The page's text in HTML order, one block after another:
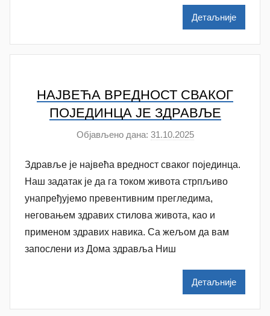
e
n
o
v
i
ć
Детаљније
НАЈВЕЋА ВРЕДНОСТ СВАКОГ
ПОЈЕДИНЦА ЈЕ ЗДРАВЉЕ
Објављено дана: 31.10.2025а
т
о
р
A
n
e
Здравље је највећа вредност сваког појединца.
Наш задатак је да га током живота стрпљиво
унапређујемо превентивним прегледима,
неговањем здравих стилова живота, као и
применом здравих навика. Са жељом да вам
запослени из Дома здравља Ниш
Детаљније